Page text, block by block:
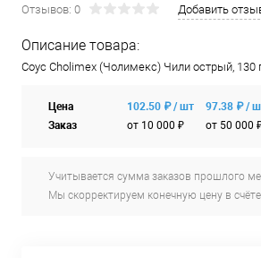
Отзывов: 0 Добавить
Описание товара:
Соус Cholimex (Чолимекс) Чили острый, 130
Цена
Заказ
102.50 ₽ / шт
от 10 000 ₽
97.38 ₽ /
от 50 000
Учитывается сумма заказов прошлого
Мы скорректируем конечную цену в